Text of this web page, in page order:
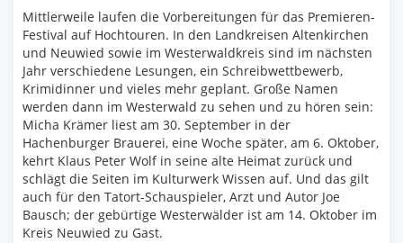
Mittlerweile laufen die Vorbereitungen für das Premieren-
Festival auf Hochtouren. In den Landkreisen Altenkirchen
und Neuwied sowie im Westerwaldkreis sind im nächsten
Jahr verschiedene Lesungen, ein Schreibwettbewerb,
Krimidinner und vieles mehr geplant. Große Namen
werden dann im Westerwald zu sehen und zu hören sein:
Micha Krämer liest am 30. September in der
Hachenburger Brauerei, eine Woche später, am 6. Oktober,
kehrt Klaus Peter Wolf in seine alte Heimat zurück und
schlägt die Seiten im Kulturwerk Wissen auf. Und das gilt
auch für den Tatort-Schauspieler, Arzt und Autor Joe
Bausch; der gebürtige Westerwälder ist am 14. Oktober im
Kreis Neuwied zu Gast.